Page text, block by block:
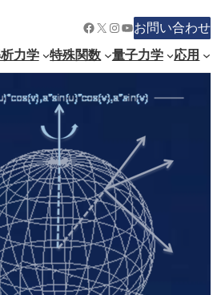
Facebook
X Instagram
YouTube
お問い合わせ
力学 特殊関数 量子力学 応用